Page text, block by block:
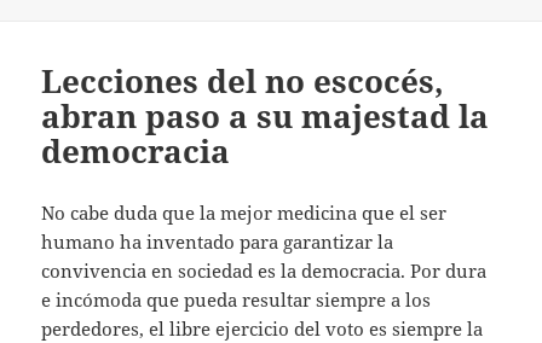
Lecciones del no escocés,
abran paso a su majestad la
democracia
No cabe duda que la mejor medicina que el ser
humano ha inventado para garantizar la
convivencia en sociedad es la democracia. Por dura
e incómoda que pueda resultar siempre a los
perdedores, el libre ejercicio del voto es siempre la